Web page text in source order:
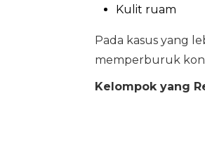
Kulit ruam
Pada kasus yang
memperburuk
Kelompok yang